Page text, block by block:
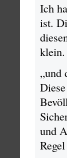
Ich
ist.
klein.
„und
und